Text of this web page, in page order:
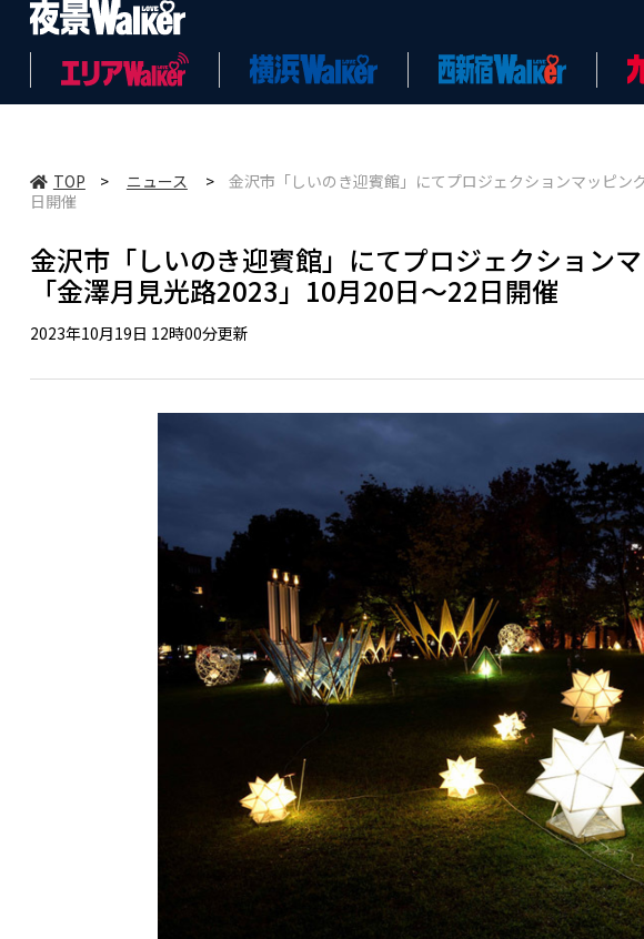
TOP > ニュース >
金沢市「しいのき迎賓館」にてプロジェクションマッピ
日開催
金沢市「しいのき迎賓館」にてプロジェクション
「金澤月見光路2023」10月20日～22日開催
2023年10月19日 12時00分更新